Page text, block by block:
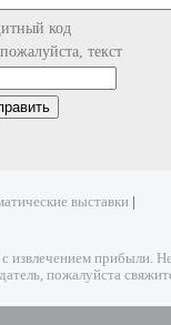
текст
выставки
прибыли.
пожалуйста